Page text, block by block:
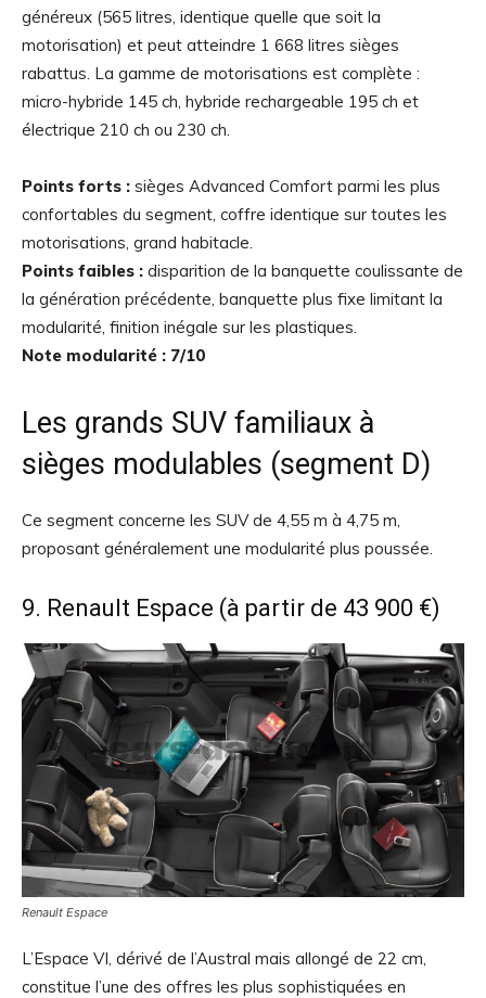
généreux (565 litres, identique quelle que soit la
motorisation) et peut atteindre 1 668 litres sièges
rabattus. La gamme de motorisations est complète :
micro-hybride 145 ch, hybride rechargeable 195 ch et
électrique 210 ch ou 230 ch.
Points forts : sièges Advanced Comfort parmi les plus
confortables du segment, coffre identique sur toutes les
motorisations, grand habitacle.
Points faibles : disparition de la banquette coulissante de
la génération précédente, banquette plus fixe limitant la
modularité, finition inégale sur les plastiques.
Note modularité : 7/10
Les grands SUV familiaux à
sièges modulables (segment D)
Ce segment concerne les SUV de 4,55 m à 4,75 m,
proposant généralement une modularité plus poussée.
9. Renault Espace (à partir de 43 900 €)
Renault Espace
L’Espace VI, dérivé de l’Austral mais allongé de 22 cm,
constitue l’une des offres les plus sophistiquées en